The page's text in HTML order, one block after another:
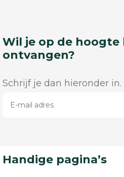
Wil je op de hoogte
ontvangen?
Schrijf je dan hieronder in.
Handige pagina’s